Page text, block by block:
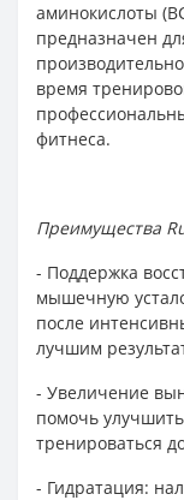
аминокислоты
предназначен
время
фитнеса.
Преимущества
- Поддержка
мышечную
после
лучшим
- Увеличение
помочь
тренироваться
- Гидратация: